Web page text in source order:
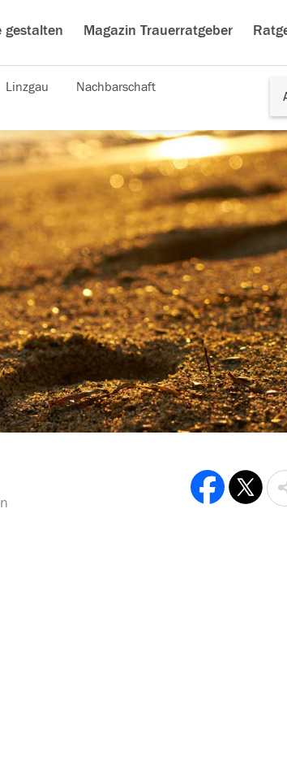
gestalten Magazin Trauerratgeber
Linzgau Nachbarschaft